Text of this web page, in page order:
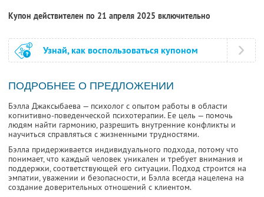
Купон действителен по 21 апреля 2025 включительно
Узнай, как воспользоваться купоном
ПОДРОБНЕЕ О ПРЕДЛОЖЕНИИ
Бэлла Джаксыбаева — психолог с опытом работы в области
когнитивно-поведенческой психотерапии. Ее цель — помочь
людям найти гармонию, разрешить внутренние конфликты и
научиться справляться с жизненными трудностями.
Бэлла придерживается индивидуального подхода, потому что
понимает, что каждый человек уникален и требует внимания и
поддержки, соответствующей его ситуации. Подход строится на
эмпатии, уважении и безопасности, и Бэлла всегда нацелена на
создание доверительных отношений с клиентом.